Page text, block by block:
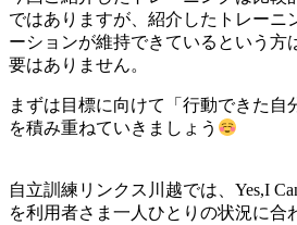
ではありますが、紹介したトレーニ
ーションが維持できているという方
要はありません。
まずは目標に向けて「行動できた自
を積み重ねていきましょう
自立訓練リンクス川越では、Yes,I
を利用者さま一人ひとりの状況に合